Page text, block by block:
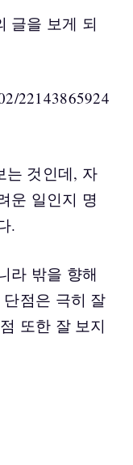
글을 보게 되
22143865924
는 것인데, 자
운 일인지 명
.
라 밖을 향해
점은 극히 잘
또한 잘 보지